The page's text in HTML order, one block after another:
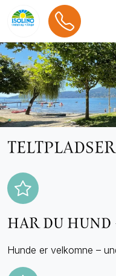
TELTPLADSER
HAR DU HUND
Hunde er velkomne –